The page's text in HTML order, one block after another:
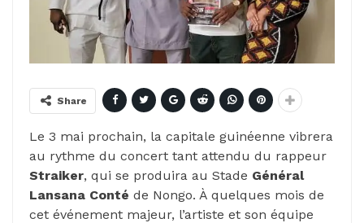
Share
Le 3 mai prochain, la capitale guinéenne vibrera
au rythme du concert tant attendu du rappeur
Straiker, qui se produira au Stade Général
Lansana Conté de Nongo. À quelques mois de
cet événement majeur, l’artiste et son équipe